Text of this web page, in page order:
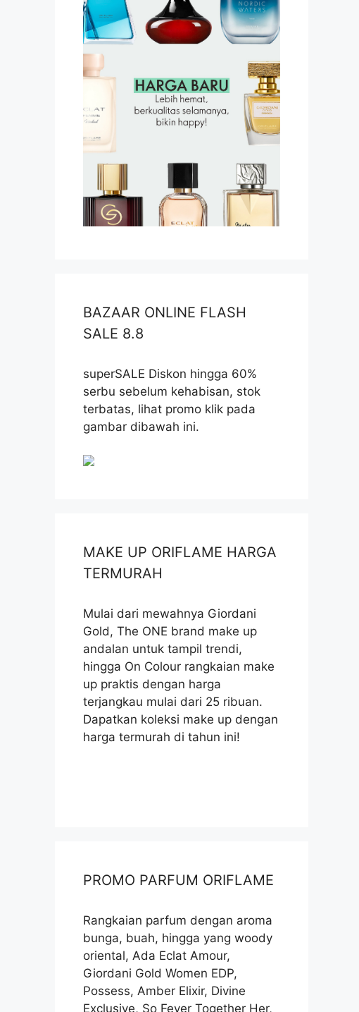
BAZAAR ONLINE FLASH
SALE 8.8
superSALE Diskon hingga 60%
serbu sebelum kehabisan, stok
terbatas, lihat promo klik pada
gambar dibawah ini.
MAKE UP ORIFLAME HARGA
TERMURAH
Mulai dari mewahnya Giordani
Gold, The ONE brand make up
andalan untuk tampil trendi,
hingga On Colour rangkaian make
up praktis dengan harga
terjangkau mulai dari 25 ribuan.
Dapatkan koleksi make up dengan
harga termurah di tahun ini!
PROMO PARFUM ORIFLAME
Rangkaian parfum dengan aroma
bunga, buah, hingga yang woody
oriental, Ada Eclat Amour,
Giordani Gold Women EDP,
Possess, Amber Elixir, Divine
Exclusive, So Fever Together Her,